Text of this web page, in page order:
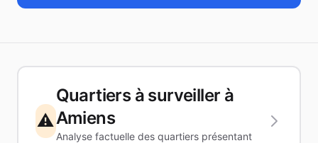
⚠️
Quartiers à surveiller à
Amiens
Analyse factuelle des quartiers présentant